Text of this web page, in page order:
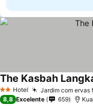
2 Estrelas
Hotel Jardim com ervas
The Kasbah
8,8 Excelente 659